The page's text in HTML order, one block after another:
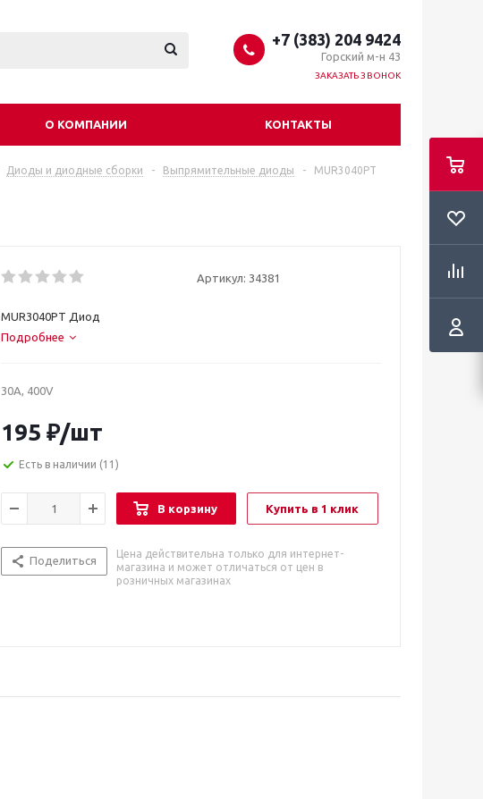
+7 (383) 204 9424
Горский м-н 43
ЗАКАЗАТЬ ЗВОНОК
О КОМПАНИИ КОНТАКТЫ
Диоды и диодные сборки - Выпрямительные диоды - MUR3040PT
Артикул: 34381
MUR3040PT Диод
Подробнее
30A, 400V
195 ₽/шт
Есть в наличии (11)
В корзину Купить в 1 клик
Поделиться
Цена действительна только для интернет-
магазина и может отличаться от цен в
розничных магазинах